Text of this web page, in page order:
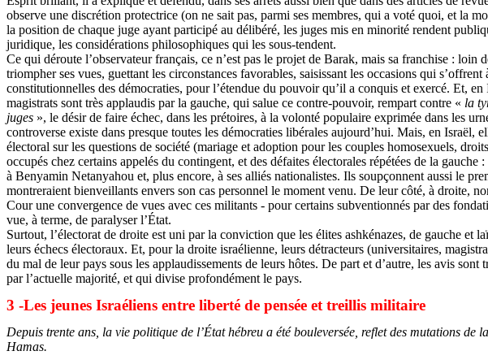
observe une discrétion protectrice (on ne sait pas, parmi ses membres, qui a voté quoi, et la
la position de chaque juge ayant participé au délibéré, les juges mis en minorité rendent
juridique, les considérations philosophiques qui les sous-tendent.
Ce qui déroute l’observateur français, ce n’est pas le projet de Barak, mais sa franchise :
triompher ses vues, guettant les circonstances favorables, saisissant les occasions qui
constitutionnelles des démocraties, pour l’étendue du pouvoir qu’il a conquis et exercé. Et,
magistrats sont très applaudis par la gauche, qui salue ce contre-pouvoir, rempart contre « la
juges », le désir de faire échec, dans les prétoires, à la volonté populaire exprimée dans les
controverse existe dans presque toutes les démocraties libérales aujourd’hui. Mais, en
électoral sur les questions de société (mariage et adoption pour les couples homosexuels,
occupés chez certains appelés du contingent, et des défaites électorales répétées de la
à Benyamin Netanyahou et, plus encore, à ses alliés nationalistes. Ils soupçonnent aussi le
montreraient bienveillants envers son cas personnel le moment venu. De leur côté, à droite,
Cour une convergence de vues avec ces militants - pour certains subventionnés par des
vue, à terme, de paralyser l’État.
Surtout, l’électorat de droite est uni par la conviction que les élites ashkénazes, de gauche et
leurs échecs électoraux. Et, pour la droite israélienne, leurs détracteurs (universitaires,
du mal de leur pays sous les applaudissements de leurs hôtes. De part et d’autre, les avis
par l’actuelle majorité, et qui divise profondément le pays.
3 -Les jeunes Israéliens entre liberté de pensée et treillis militaire
Depuis trente ans, la vie politique de l’État hébreu a été bouleversée, reflet des mutations
Hamas.